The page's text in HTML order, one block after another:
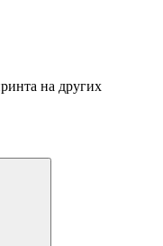
на других